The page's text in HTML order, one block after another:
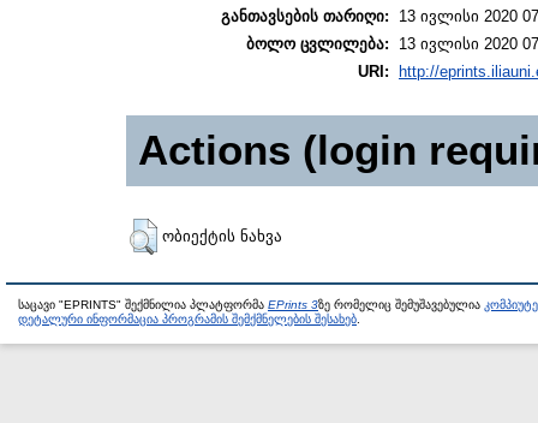
განთავსების თარიღი:
13 ივლისი 2020
ბოლო ცვლილება:
13 ივლისი 2020
URI:
http://
Actions (login
ობიექტის ნახვა
საცავი "EPRINTS" შექმნილია პლატფორმა EPrints 3ზე რომელიც შემუშავებულია
დეტალური ინფორმაცია პროგრამის შემქმნელების შესახებ.